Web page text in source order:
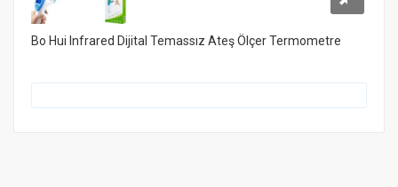
Bo Hui Infrared Dijital Temassız Ateş Ölçer Termometre